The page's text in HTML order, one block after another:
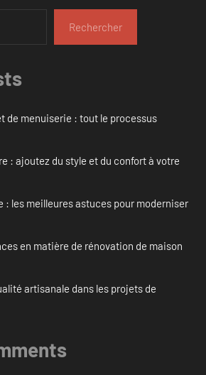
Rechercher
de menuiserie : tout le processus
: ajoutez du style et du confort à votre
: les meilleures astuces pour moderniser
en matière de rénovation de maison
artisanale dans les projets de